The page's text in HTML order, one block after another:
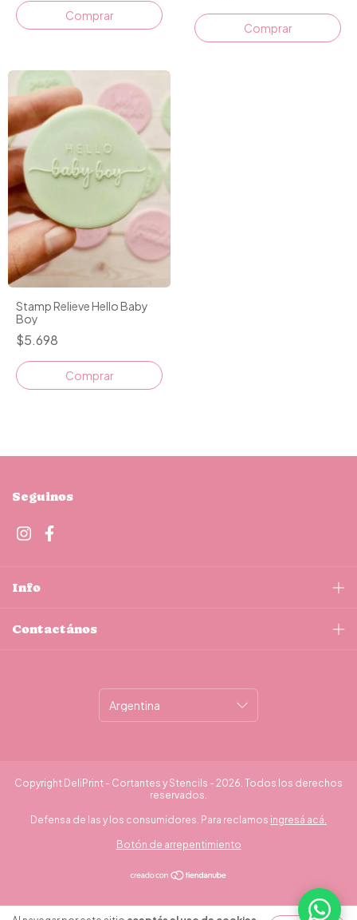
Stamp Relieve Hello Baby
Boy
$5.698
Seguinos
Info
Contactános
Copyright DeliPrint - Cortantes y Stencils - 2026. Todos los derechos
reservados.
Defensa de las y los consumidores. Para reclamos ingresá acá.
Botón de arrepentimiento